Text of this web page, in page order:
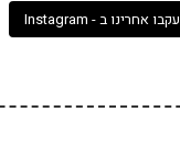
עקבו אחרינו ב - Instagram